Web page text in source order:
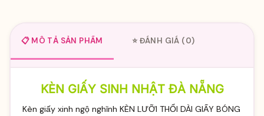
📋 MÔ TẢ SẢN PHẨM ⭐ ĐÁNH GIÁ (0)
KÈN GIẤY SINH NHẬT ĐÀ NẴNG
Kèn giấy xinh ngộ nghĩnh KÈN LƯỠI THỔI DÀI GIẤY BÓNG